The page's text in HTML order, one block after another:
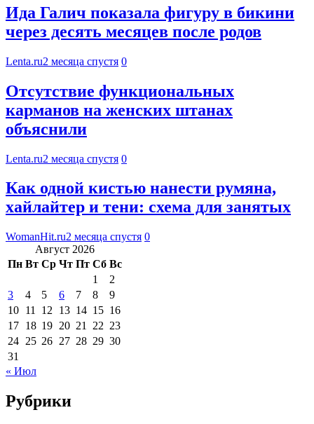
Ида Галич показала фигуру в бикини
через десять месяцев после родов
Lenta.ru2 месяца спустя 0
Отсутствие функциональных
карманов на женских штанах
объяснили
Lenta.ru2 месяца спустя 0
Как одной кистью нанести румяна,
хайлайтер и тени: схема для занятых
WomanHit.ru2 месяца спустя 0
Август 2026
Пн Вт Ср Чт Пт Сб Вс
1
2
3
4 5 6 7 8
9
10 11 12 13 14 15 16
17 18 19 20 21 22 23
24 25 26 27 28 29 30
31
« Июл
Рубрики